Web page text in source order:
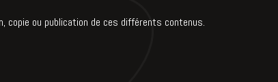
copie ou publication de ces différents contenus.